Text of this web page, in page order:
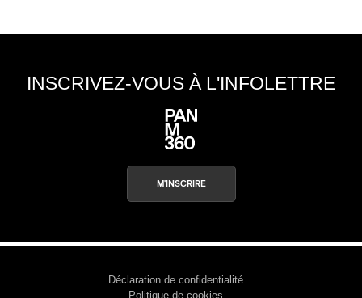
INSCRIVEZ-VOUS À L'INFOLETTRE
M'INSCRIRE
Déclaration de confidentialité
Politique de cookies